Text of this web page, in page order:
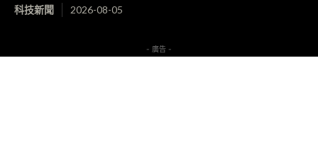
科技新聞 2026-08-05
- 廣告 -